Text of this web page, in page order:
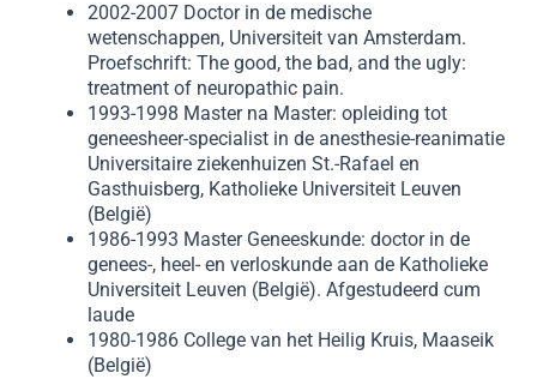
2002-2007 Doctor in de medische
wetenschappen, Universiteit van Amsterdam.
Proefschrift: The good, the bad, and the ugly:
treatment of neuropathic pain.
1993-1998 Master na Master: opleiding tot
geneesheer-specialist in de anesthesie-reanimatie
Universitaire ziekenhuizen St.-Rafael en
Gasthuisberg, Katholieke Universiteit Leuven
(België)
1986­-1993 Master Geneeskunde: doctor in de
genees-, heel- en verloskunde aan de Katholieke
Universiteit Leuven (België). Afgestudeerd cum
laude
1980­-­­1986 College van het Heilig Kruis, Maaseik
(België)